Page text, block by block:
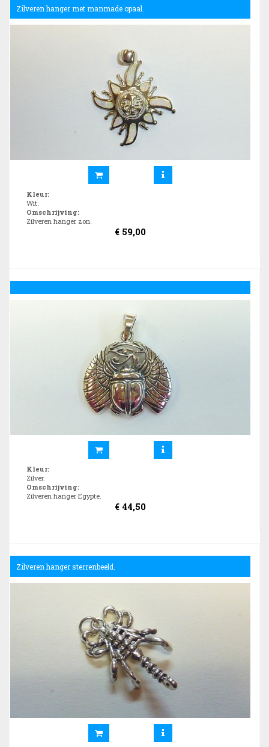
Zilveren hanger met manmade opaal.
Kleur:
Wit.
Omschrijving:
Zilveren hanger zon.
€ 59,00
Kleur:
Zilver.
Omschrijving:
Zilveren hanger Egypte.
€ 44,50
Zilveren hanger sterrenbeeld.